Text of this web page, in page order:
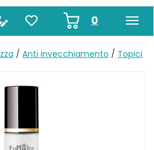
0prodotti
inseriti
/ Anti invecchiamento / Topici